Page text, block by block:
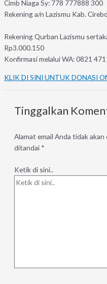
Cimb Niaga Sy: 778 777888 300
Rekening a/n Lazismu Kab.
Rekening Qurban Lazismu
Rp3.000.150
Konfirmasi melalui WA: 0821
KLIK DI SINI UNTUK DONASI
Tinggalkan
Alamat email Anda tidak akan
ditandai *
Ketik di sini..